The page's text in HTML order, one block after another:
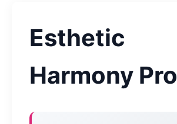
Esthetic
Harmony Pro